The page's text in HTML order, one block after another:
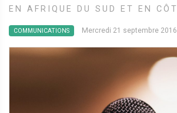
EN AFRIQUE DU SUD ET EN
COMMUNICATIONS Mercredi 21 septembre 2016